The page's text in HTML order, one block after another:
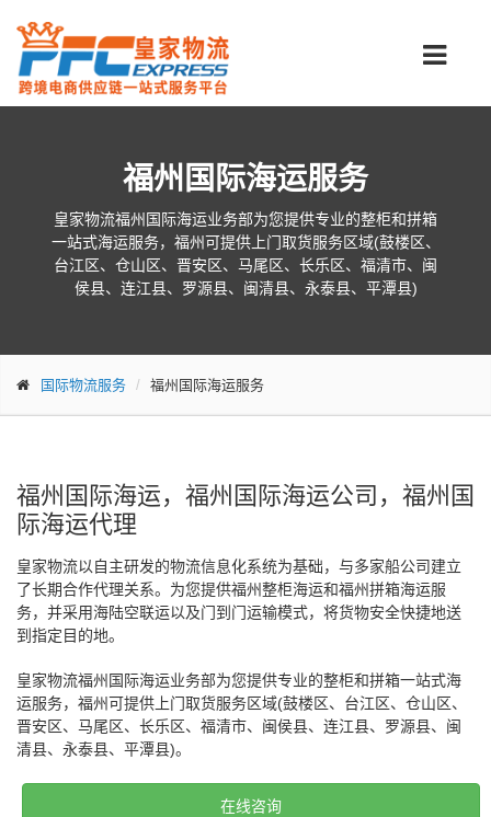
福州国际海运服务
皇家物流福州国际海运业务部为您提供专业的整柜和拼箱
一站式海运服务，福州可提供上门取货服务区域(鼓楼区、
台江区、仓山区、晋安区、马尾区、长乐区、福清市、闽
侯县、连江县、罗源县、闽清县、永泰县、平潭县)
国际物流服务 福州国际海运服务
福州国际海运，福州国际海运公司，福州国
际海运代理
皇家物流以自主研发的物流信息化系统为基础，与多家船公司建立
了长期合作代理关系。为您提供福州整柜海运和福州拼箱海运服
务，并采用海陆空联运以及门到门运输模式，将货物安全快捷地送
到指定目的地。
皇家物流福州国际海运业务部为您提供专业的整柜和拼箱一站式海
运服务，福州可提供上门取货服务区域(鼓楼区、台江区、仓山区、
晋安区、马尾区、长乐区、福清市、闽侯县、连江县、罗源县、闽
清县、永泰县、平潭县)。
在线咨询